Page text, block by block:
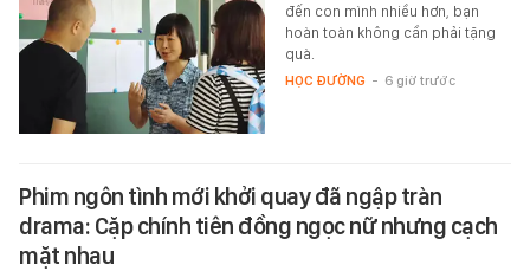
đến con mình nhiều hơn, bạn
hoàn toàn không cần phải tặng
quà.
HỌC ĐƯỜNG - 6 giờ trước
Phim ngôn tình mới khởi quay đã ngập tràn
drama: Cặp chính tiên đồng ngọc nữ nhưng cạch
mặt nhau